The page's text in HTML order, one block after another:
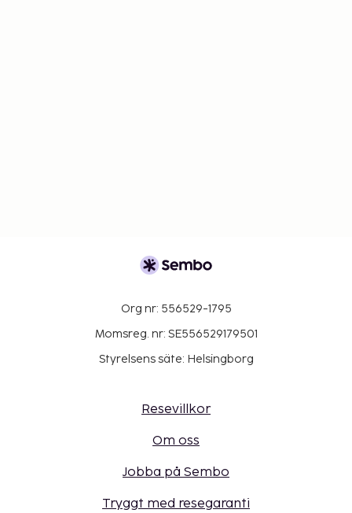
Org nr: 556529-1795
Momsreg. nr: SE556529179501
Styrelsens säte: Helsingborg
Resevillkor
Om oss
Jobba på Sembo
Tryggt med resegaranti